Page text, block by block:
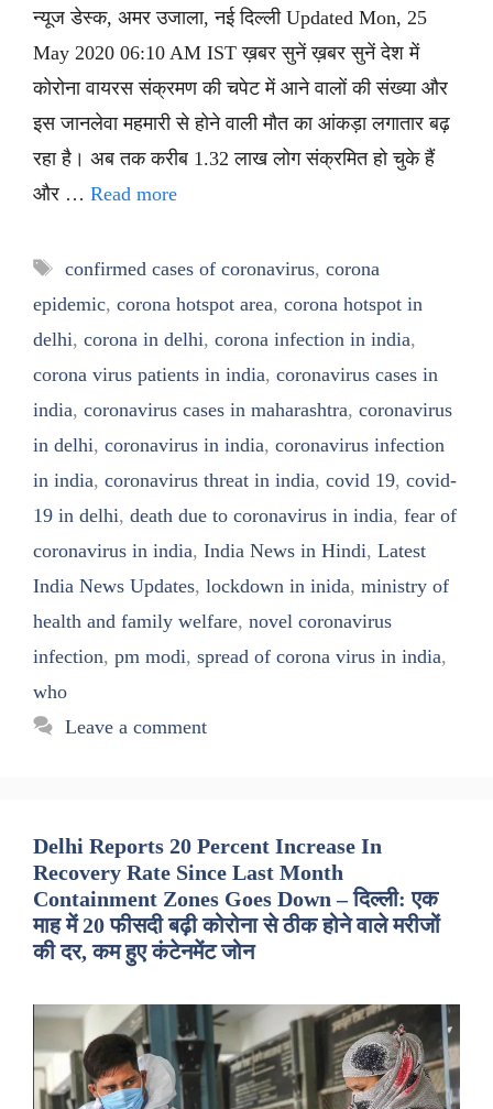
न्यूज डेस्क, अमर उजाला, नई दिल्ली Updated Mon, 25
May 2020 06:10 AM IST ख़बर सुनें ख़बर सुनें देश में
कोरोना वायरस संक्रमण की चपेट में आने वालों की संख्या और
इस जानलेवा महमारी से होने वाली मौत का आंकड़ा लगातार बढ़
रहा है। अब तक करीब 1.32 लाख लोग संक्रमित हो चुके हैं
और … Read more
Tags
confirmed cases of coronavirus, corona
epidemic, corona hotspot area, corona hotspot in
delhi, corona in delhi, corona infection in india,
corona virus patients in india, coronavirus cases in
india, coronavirus cases in maharashtra, coronavirus
in delhi, coronavirus in india, coronavirus infection
in india, coronavirus threat in india, covid 19, covid-
19 in delhi, death due to coronavirus in india, fear of
coronavirus in india, India News in Hindi, Latest
India News Updates, lockdown in inida, ministry of
health and family welfare, novel coronavirus
infection, pm modi, spread of corona virus in india,
who
Leave a comment
Delhi Reports 20 Percent Increase In
Recovery Rate Since Last Month
Containment Zones Goes Down – दिल्ली: एक
माह में 20 फीसदी बढ़ी कोरोना से ठीक होने वाले मरीजों
की दर, कम हुए कंटेनमेंट जोन